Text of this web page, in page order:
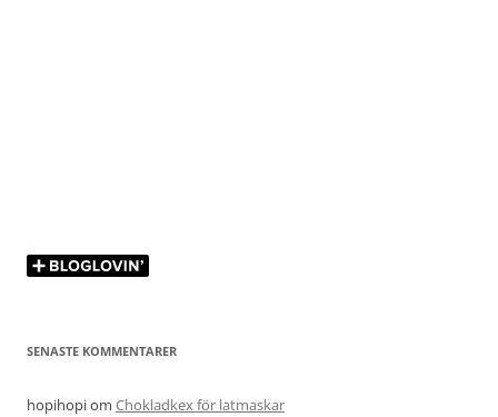
SENASTE KOMMENTARER
hopihopiom Chokladkex för latmaskar